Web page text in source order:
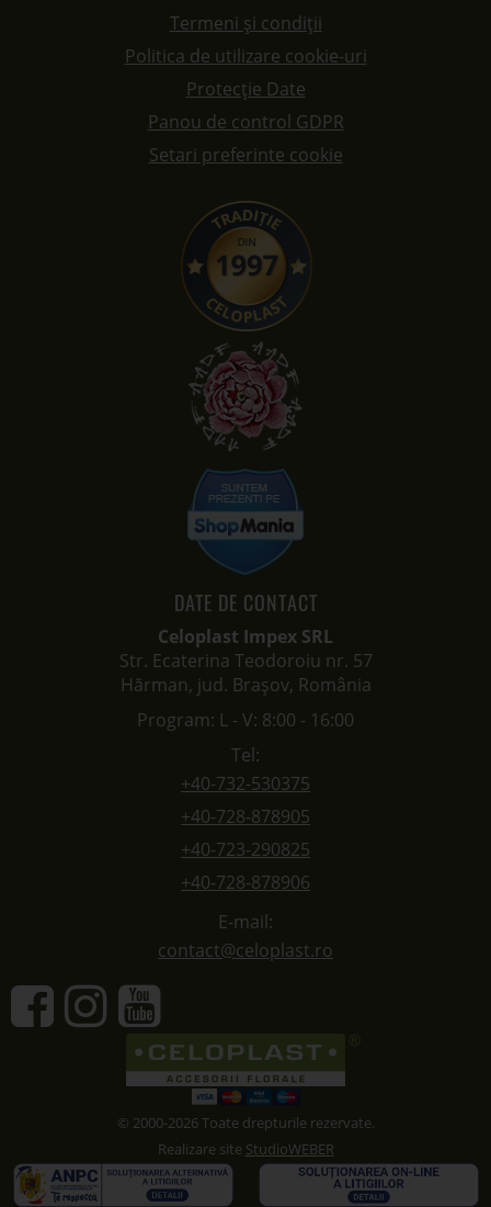
Termeni și condiții
Politica de utilizare cookie-uri
Protecție Date
Panou de control GDPR
Setari preferinte cookie
DATE DE CONTACT
Celoplast Impex SRL
Str. Ecaterina Teodoroiu nr. 57
Hărman, jud. Brașov, România
Program: L - V: 8:00 - 16:00
Tel:
+40-732-530375
+40-728-878905
+40-723-290825
+40-728-878906
E-mail:
contact@celoplast.ro
© 2000-2026 Toate drepturile rezervate.
Realizare site StudioWEBER